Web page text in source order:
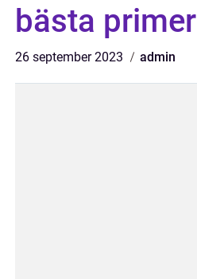
bästa primer
26 september 2023 admin